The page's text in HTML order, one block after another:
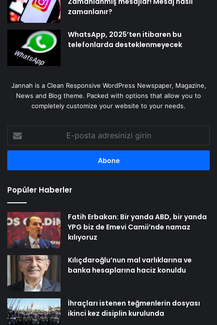
zamanlanır?
WhatsApp, 2025’ten itibaren bu
telefonlarda desteklenmeyecek
Jannah is a Clean Responsive WordPress Newspaper, Magazine,
News and Blog theme. Packed with options that allow you to
completely customize your website to your needs.
posta
adresinizi
Popüler Haberler
Fatih Erbakan: Bir yanda ABD, bir yanda
YPG biz de Emevi Camii’nde namaz
kılıyoruz
Kılıçdaroğlu’nun mal varlıklarına ve
banka hesaplarına haciz konuldu
İhraçları istenen teğmenlerin dosyası
ikinci kez disiplin kurulunda